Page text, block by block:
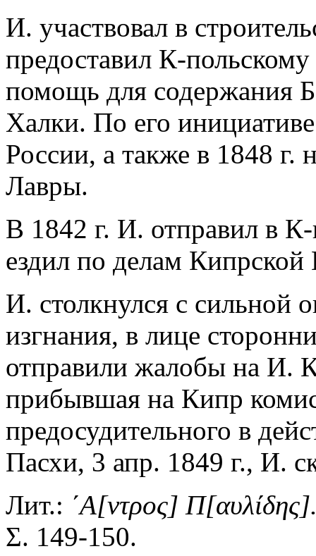
И. участвовал в
предоставил К-
помощь для содержания
Халки. По его
России, а также в 1848 г.
Лавры.
В 1842 г. И. отправил в К-
ездил по делам
И. столкнулся с сильной
изгнания, в лице
отправили жалобы на И.
прибывшая на Кипр
предосудительного в
Пасхи, 3 апр. 1849 г., И.
Лит.: ´Α[ντρος]
Σ. 149-150.